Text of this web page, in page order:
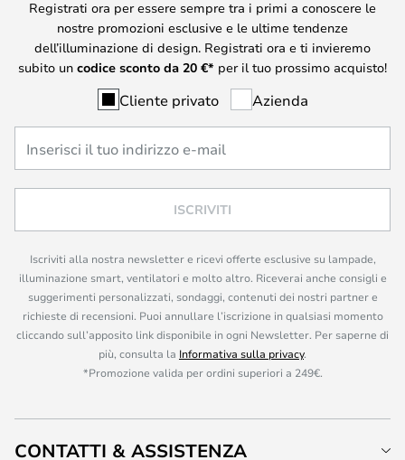
Registrati ora per essere sempre tra i primi a conoscere le
nostre promozioni esclusive e le ultime tendenze
dell’illuminazione di design. Registrati ora e ti invieremo
subito un codice sconto da 20 €* per il tuo prossimo acquisto!
Cliente privato Azienda
ISCRIVITI
Iscriviti alla nostra newsletter e ricevi offerte esclusive su lampade,
illuminazione smart, ventilatori e molto altro. Riceverai anche consigli e
suggerimenti personalizzati, sondaggi, contenuti dei nostri partner e
richieste di recensioni. Puoi annullare l’iscrizione in qualsiasi momento
cliccando sull’apposito link disponibile in ogni Newsletter. Per saperne di
più, consulta la Informativa sulla privacy.
*Promozione valida per ordini superiori a 249€.
CONTATTI & ASSISTENZA